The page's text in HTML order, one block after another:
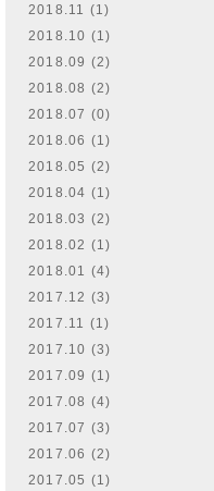
2018.11 (1)
2018.10 (1)
2018.09 (2)
2018.08 (2)
2018.07 (0)
2018.06 (1)
2018.05 (2)
2018.04 (1)
2018.03 (2)
2018.02 (1)
2018.01 (4)
2017.12 (3)
2017.11 (1)
2017.10 (3)
2017.09 (1)
2017.08 (4)
2017.07 (3)
2017.06 (2)
2017.05 (1)